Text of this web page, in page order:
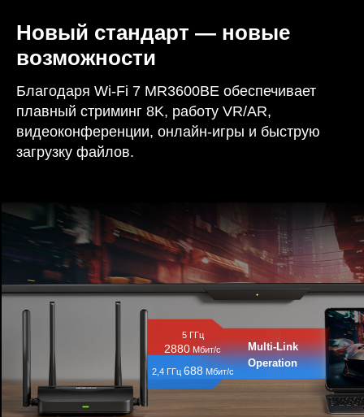
Новый стандарт — новые
возможности
Благодаря Wi-Fi 7 MR3600BE обеспечивает
плавный стриминг 8K, работу VR/AR,
видеоконференции, онлайн-игры и быструю
загрузку файлов.
5 ГГц
2880 Мбит/с
2,4 ГГц 688 Мбит/с
Multi-Link
Operation